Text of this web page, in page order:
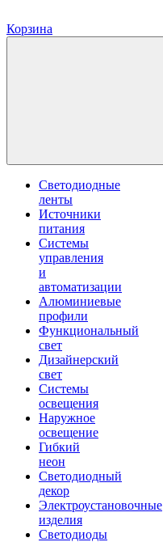
Корзина
Светодиодные
ленты
Источники
питания
Системы
управления
и
автоматизации
Алюминиевые
профили
Функциональный
свет
Дизайнерский
свет
Системы
освещения
Наружное
освещение
Гибкий
неон
Светодиодный
декор
Электроустановочные
изделия
Светодиоды